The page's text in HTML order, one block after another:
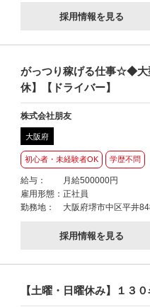
採用情報を見る
がっつり稼げる仕事☆◆大
休】【ドライバー】
株式会社朋友
大阪府
初心者・未経験者OK 学歴不問
給与：
月給500000円
雇用形態： 正社員
勤務地：
大阪府堺市中区平井
採用情報を見る
【土曜・日曜休み】１３